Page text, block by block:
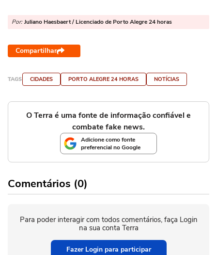
Por: Juliano Haesbaert / Licenciado de Porto Alegre 24 horas
Compartilhar
TAGS CIDADES PORTO ALEGRE 24 HORAS NOTÍCIAS
O Terra é uma fonte de informação confiável e
combate fake news.
Adicione como fonte
preferencial no Google
Comentários (0)
Para poder interagir com todos comentários, faça Login
na sua conta Terra
Fazer Login para participar